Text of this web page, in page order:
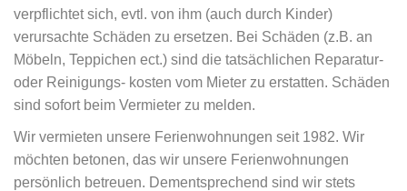
verpflichtet sich, evtl. von ihm (auch durch Kinder)
verursachte Schäden zu ersetzen. Bei Schäden (z.B. an
Möbeln, Teppichen ect.) sind die tatsächlichen Reparatur-
oder Reinigungs- kosten vom Mieter zu erstatten. Schäden
sind sofort beim Vermieter zu melden.
Wir vermieten unsere Ferienwohnungen seit 1982. Wir
möchten betonen, das wir unsere Ferienwohnungen
persönlich betreuen. Dementsprechend sind wir stets